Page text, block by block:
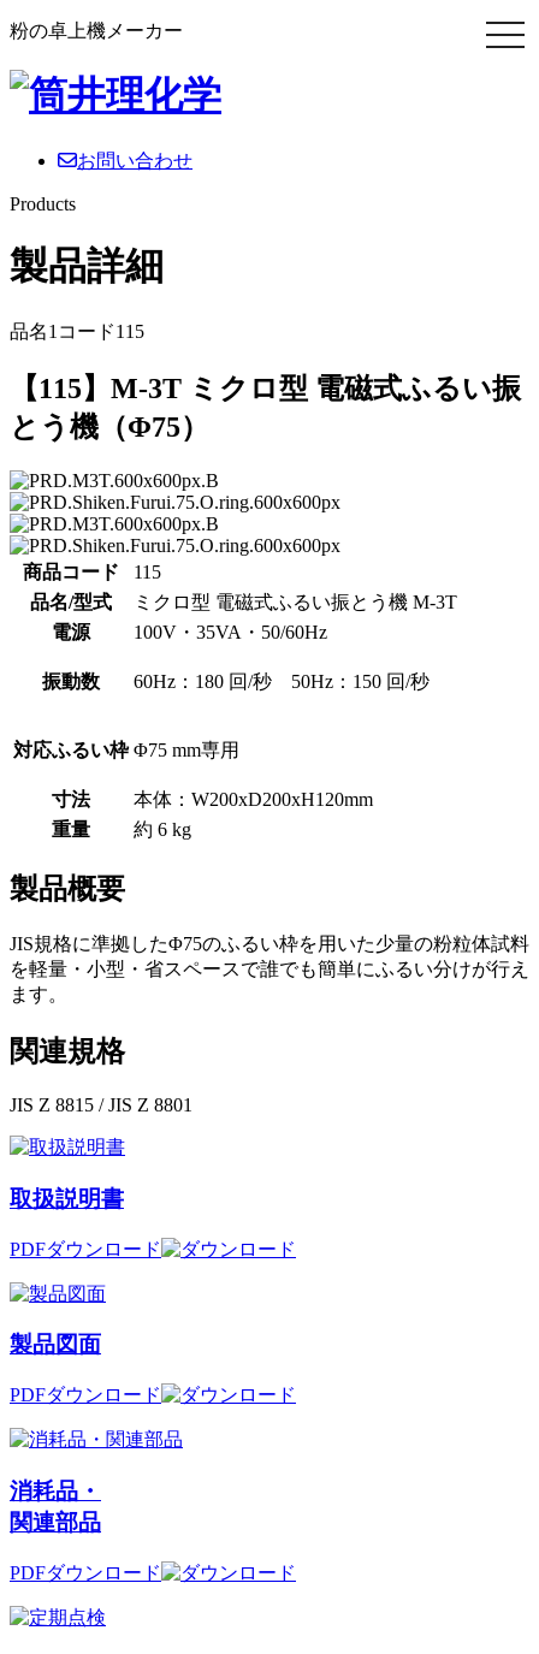
粉の卓上機メーカー
お問い合わせ
Products
製品詳細
品名1コード115
【115】M-3T ミクロ型 電磁式ふるい振
とう機（Φ75）
商品コード
115
品名/型式
ミクロ型 電磁式ふるい振とう機 M-3T
電源
100V・35VA・50/60Hz
振動数 60Hz：180 回/秒 50Hz：150 回/秒
対応ふるい枠 Φ75 mm専用
寸法
本体：W200xD200xH120mm
重量
約 6 kg
製品概要
JIS規格に準拠したΦ75のふるい枠を用いた少量の粉粒体試料
を軽量・小型・省スペースで誰でも簡単にふるい分けが行え
ます。
関連規格
JIS Z 8815 / JIS Z 8801
取扱説明書
PDFダウンロード
製品図面
PDFダウンロード
消耗品・
関連部品
PDFダウンロード